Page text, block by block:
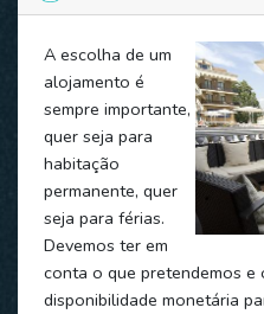
A escolha de um
alojamento é
sempre importante,
quer seja para
habitação
permanente, quer
seja para férias.
Devemos ter em
conta o que pretendemos e
disponibilidade monetária